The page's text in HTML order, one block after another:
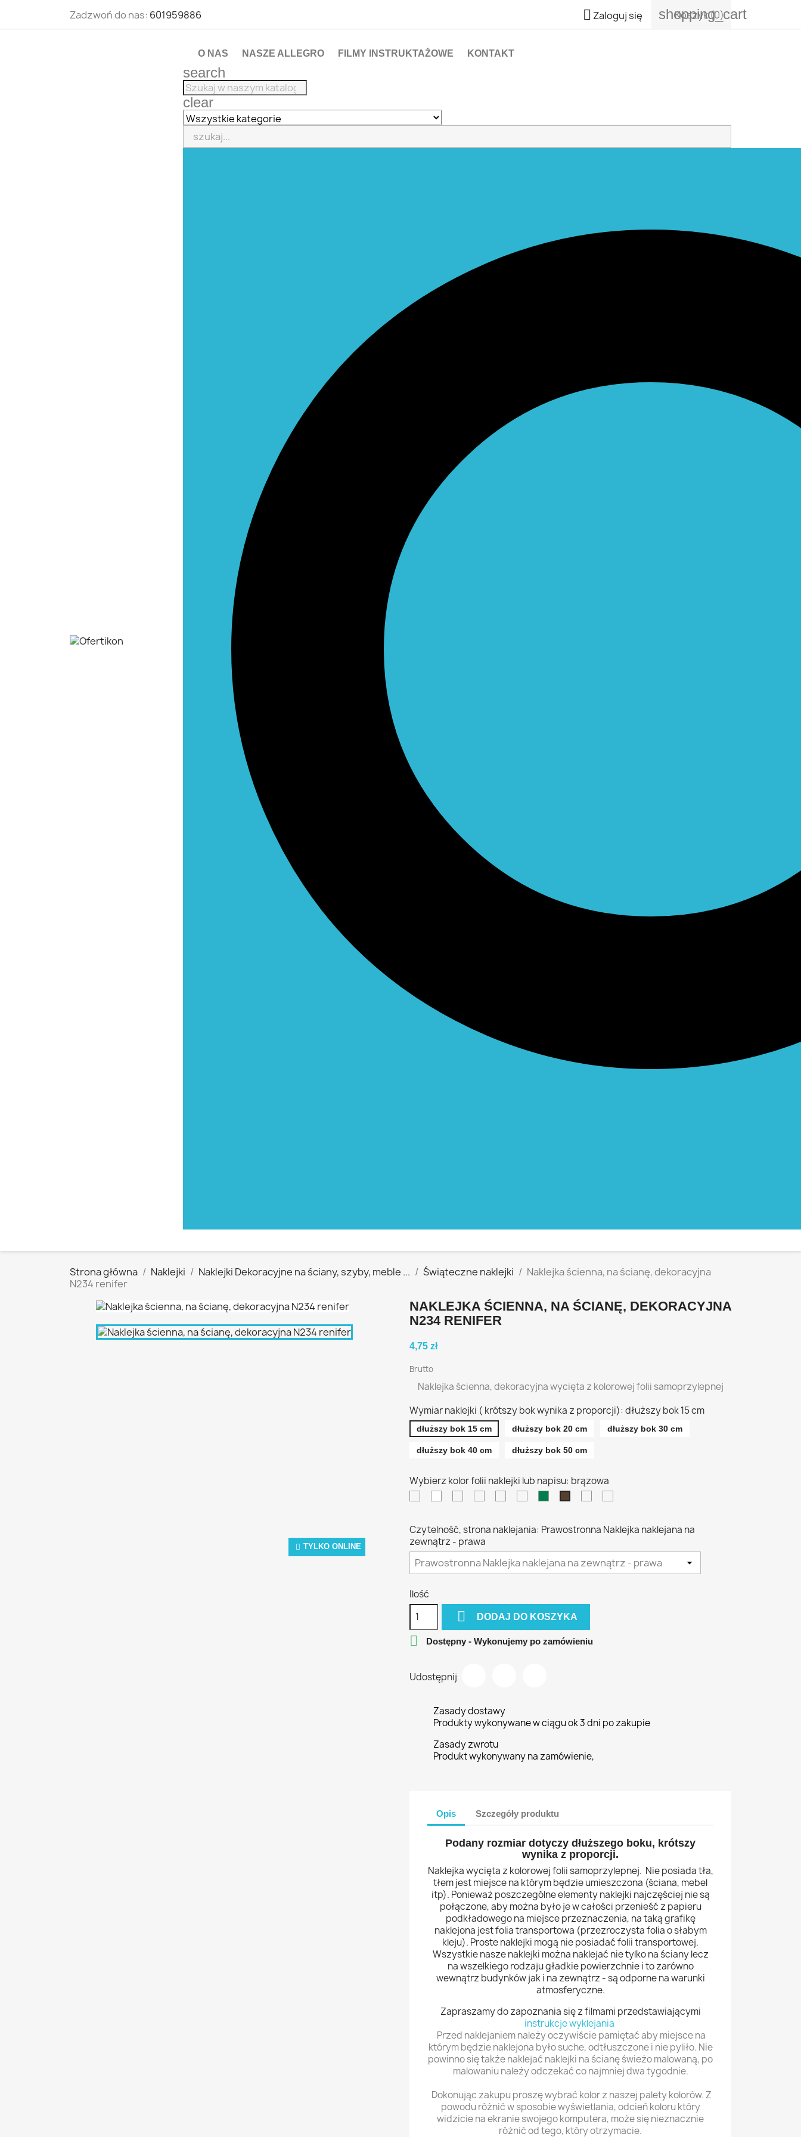
Zadzwoń do nas: 601959886  Zaloguj się shopping_cart
Koszyk(0)
O NAS NASZE ALLEGRO FILMY INSTRUKTAŻOWE KONTAKT
search
clear
Strona główna Naklejki Naklejki Dekoracyjne na ściany, szyby, meble ... Świąteczne naklejki
Naklejka ścienna, na ścianę, dekoracyjna
N234 renifer
TYLKO ONLINE
NAKLEJKA ŚCIENNA, NA ŚCIANĘ, DEKORACYJNA
N234 RENIFER
4,75 zł
Brutto
Naklejka ścienna, dekoracyjna wycięta z kolorowej folii samoprzylepnej
Wymiar naklejki ( krótszy bok wynika z proporcji): dłuższy bok 15 cm
dłuższy bok 15 cm dłuższy bok 20 cm dłuższy bok 30 cm
dłuższy bok 40 cm dłuższy bok 50 cm
Wybierz kolor folii naklejki lub napisu: brązowa
Czytelność, strona naklejania: Prawostronna Naklejka naklejana na
zewnątrz - prawa
Ilość
 DODAJ DO KOSZYKA
 Dostępny - Wykonujemy po zamówieniu
Udostępnij
Zasady dostawy
Produkty wykonywane w ciągu ok 3 dni po zakupie
Zasady zwrotu
Produkt wykonywany na zamówienie,
Opis Szczegóły produktu
Podany rozmiar dotyczy dłuższego boku, krótszy
wynika z proporcji.
Naklejka wycięta z kolorowej folii samoprzylepnej. Nie posiada tła,
tłem jest miejsce na którym będzie umieszczona (ściana, mebel
itp). Ponieważ poszczególne elementy naklejki najczęściej nie są
połączone, aby można było je w całości przenieść z papieru
podkładowego na miejsce przeznaczenia, na taką grafikę
naklejona jest folia transportowa (przezroczysta folia o słabym
kleju). Proste naklejki mogą nie posiadać folii transportowej.
Wszystkie nasze naklejki można naklejać nie tylko na ściany lecz
na wszelkiego rodzaju gładkie powierzchnie i to zarówno
wewnątrz budynków jak i na zewnątrz - są odporne na warunki
atmosferyczne.
Zapraszamy do zapoznania się z filmami przedstawiającymi
instrukcje wyklejania
Przed naklejaniem należy oczywiście pamiętać aby miejsce na
którym będzie naklejona było suche, odtłuszczone i nie pyliło. Nie
powinno się także naklejać naklejki na ścianę świeżo malowaną, po
malowaniu należy odczekać co najmniej dwa tygodnie.
Dokonując zakupu proszę wybrać kolor z naszej palety kolorów. Z
powodu różnić w sposobie wyświetlania, odcień koloru który
widzicie na ekranie swojego komputera, może się nieznacznie
różnić od tego, który otrzymacie.